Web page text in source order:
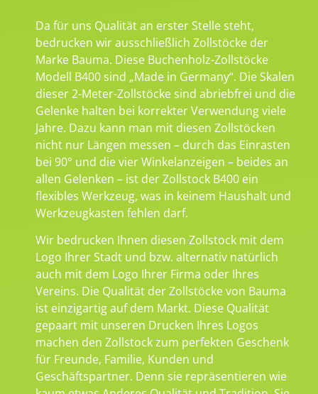
Da für uns Qualität an erster Stelle steht,
bedrucken wir ausschließlich Zollstöcke der
Marke Bauma. Diese Buchenholz-Zollstöcke
Modell B400 sind „Made in Germany“. Die Skalen
dieser 2-Meter-Zollstöcke sind abriebfrei und die
Gelenke halten bei korrekter Verwendung viele
Jahre. Dazu kann man mit diesen Zollstöcken
nicht nur Längen messen – durch das Einrasten
bei 90° und die vier Winkelanzeigen – beides an
allen Gelenken – ist der Zollstock B400 ein
flexibles Werkzeug, was in keinem Haushalt und
Werkzeugkasten fehlen darf.
Wir bedrucken Ihnen diesen Zollstock mit dem
Logo Ihrer Stadt und bzw. alternativ natürlich
auch mit dem Logo Ihrer Firma oder Ihres
Vereins. Die Qualität der Zollstöcke von Bauma
ist einzigartig auf dem Markt. Diese Qualität
gepaart mit unseren Drucken Ihres Logos
machen den Zollstock zum perfekten Geschenk
für Freunde, Familie, Kunden und
Geschäftspartner. Denn sie repräsentieren wie